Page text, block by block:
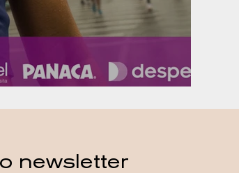
newsletter